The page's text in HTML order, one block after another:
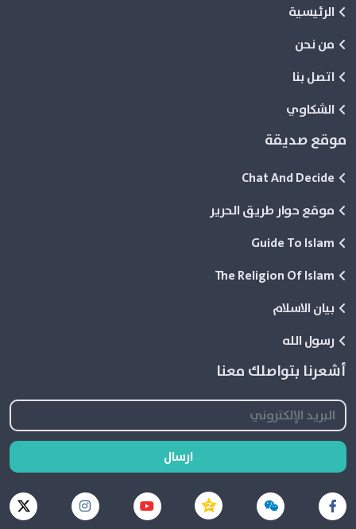
الرئيسية
من نحن
اتصل بنا
الشكاوي
موقع صديقة
Chat And Decide
موقع حوار طريق الحرير
Guide To Islam
The Religion Of Islam
بيان الاسلام
رسول الله
أشعرنا بتواصلك معنا
ارسال